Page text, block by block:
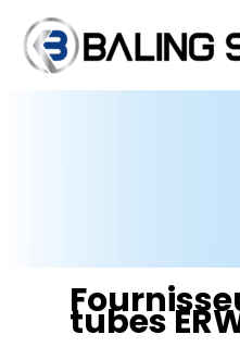
tubes